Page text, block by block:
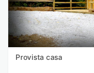
Provista casa